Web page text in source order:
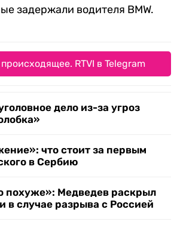
задержали водителя BMW.
RTVI в Telegram
дело из-за угроз
что стоит за первым
в Сербию
похуже»: Медведев раскрыл
в случае разрыва с Россией